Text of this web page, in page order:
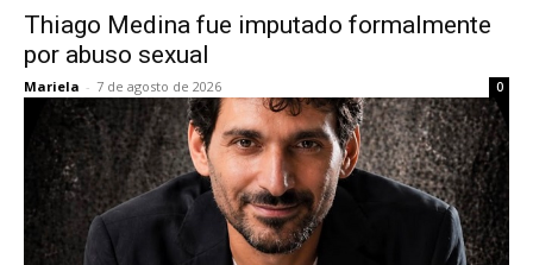
Thiago Medina fue imputado formalmente
por abuso sexual
Mariela - 7 de agosto de 2026 0